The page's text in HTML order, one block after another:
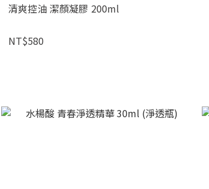
清爽控油 潔顏凝膠 200ml
NT$580